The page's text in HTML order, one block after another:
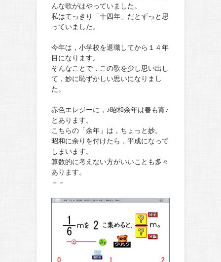
んな歌がはやっていました。
私はてっきり「十四年」だとずっと思
っていました。
今年は，小学校を退職してから１４年
目になります。
そんなことで，この歌を少し思い出し
て，妙に恥ずかしい思いになりまし
た。
赤色エレジーに，♪昭和余年は春も宵♪
とあります。
こちらの「余年」は，ちょっと妙。
昭和に余りを付けたら，平成になって
しまいます。
算数的に考えない方がいいことも多々
あります。
－－